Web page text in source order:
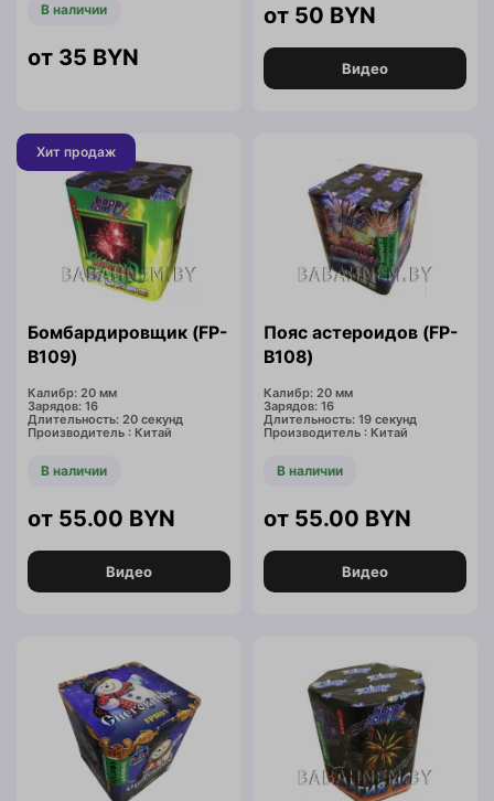
В наличии
35 BYN
50 BYN
Видео
Хит продаж
Бомбардировщик (FP-
B109)
Калибр: 20 мм
Зарядов: 16
Длительность: 20 секунд
Производитель : Китай
В наличии
55.00 BYN
Видео
Пояс астероидов (FP-
B108)
Калибр: 20 мм
Зарядов: 16
Длительность: 19 секунд
Производитель : Китай
В наличии
55.00 BYN
Видео